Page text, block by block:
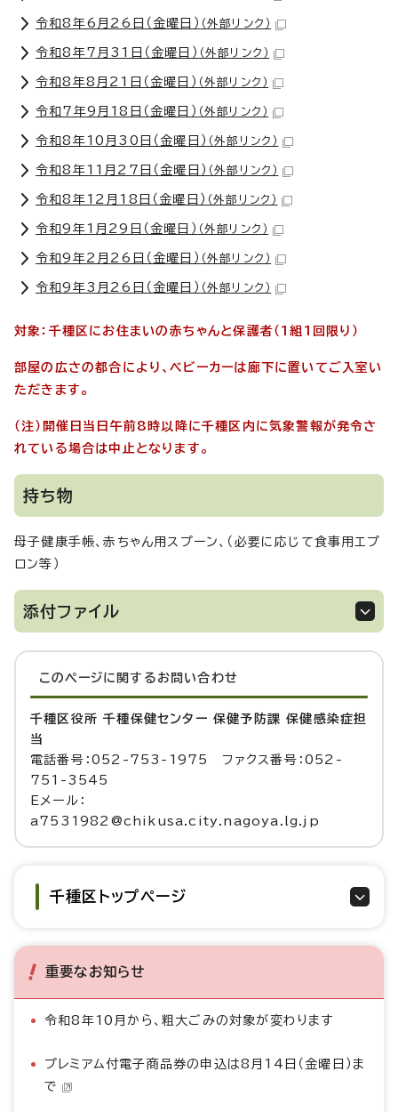
令和8年6月26日（金曜日） （外部リンク）
令和8年7月31日（金曜日） （外部リンク）
令和8年8月21日（金曜日） （外部リンク）
令和7年9月18日（金曜日） （外部リンク）
令和8年10月30日（金曜日） （外部リンク）
令和8年11月27日（金曜日） （外部リンク）
令和8年12月18日（金曜日） （外部リンク）
令和9年1月29日（金曜日） （外部リンク）
令和9年2月26日（金曜日） （外部リンク）
令和9年3月26日（金曜日） （外部リンク）
対象：千種区にお住まいの赤ちゃんと保護者（1組1回限り）
部屋の広さの都合により、ベビーカーは廊下に置いてご入室い
ただきます。
（注）開催日当日午前8時以降に千種区内に気象警報が発令さ
れている場合は中止となります。
持ち物
母子健康手帳、赤ちゃん用スプーン、（必要に応じて食事用エプ
ロン等）
添付ファイル
このページに関する お問い合わせ
千種区役所 千種保健センター 保健予防課 保健感染症担
当
電話番号：052-753-1975 ファクス番号：052-
751-3545
Eメール：
a7531982@chikusa.city.nagoya.lg.jp
千種区トップページ
重要なお知らせ
令和8年10月から、粗大ごみの対象が変わります
プレミアム付電子商品券の申込は8月14日（金曜日）ま
で